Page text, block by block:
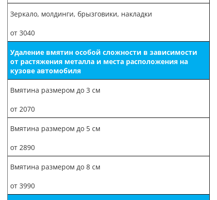
Зеркало, молдинги, брызговики, накладки
от 3040
Удаление вмятин особой сложности в зависимости
от растяжения металла и места расположения на
кузове автомобиля
Вмятина размером до 3 см
от 2070
Вмятина размером до 5 см
от 2890
Вмятина размером до 8 см
от 3990